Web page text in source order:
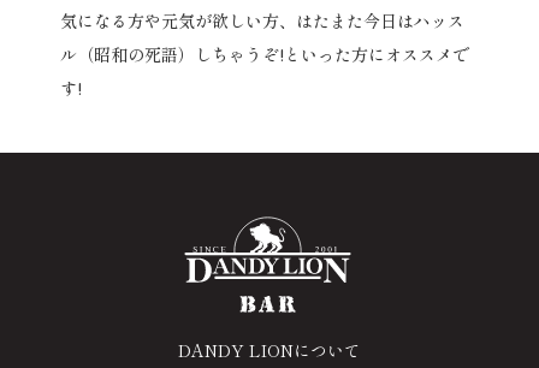
気になる方や元気が欲しい方、はたまた今日はハッス
ル（昭和の死語）しちゃうぞ!といった方にオススメで
す!
DANDY LIONについて